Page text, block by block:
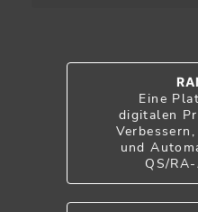
Eine
digitalen
und
QS/